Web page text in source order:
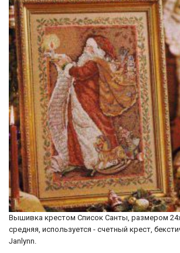
Вышивка крестом Список Санты, размером
средняя, используется - счетный крест,
Janlynn.